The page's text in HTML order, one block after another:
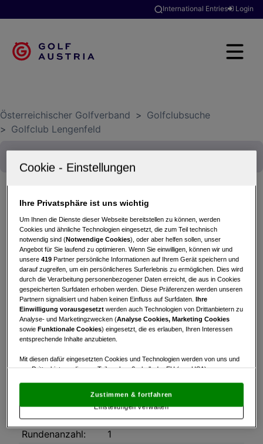
International Entries Login
Österreichischer Golfverband > Golfclubsuche
> Golfclub Lengenfeld
Turkish Airlines und Golfreisen Armbrüster
Trophy powered by Valuita
04.06.2025 - Einzel (Stableford)
Golfclub Lengenfeld
Turnierinfo
Nennliste Startzeiten
Bruttowertung Nettowertung Statistik
Turnierinfo
Modus:
Stableford
HCP-Limit:
54
Platz:
1-18 Golfclub Lengenfeld
Kamptalkurs A/B
Rundenanzahl:
1
Ihre Privatsphäre ist uns wichtig
Um Ihnen die Dienste dieser Webseite bereitstellen zu können, werden
Cookies und ähnliche Technologien eingesetzt, die zum Teil technisch
notwendig sind (Notwendige Cookies), oder aber helfen sollen, unser
Angebot für Sie laufend zu optimieren. Wenn Sie einwilligen, können wir und
unsere419 Partner persönliche Informationen auf Ihrem Gerät speichern und
darauf zugreifen, um ein persönlicheres Surferlebnis zu ermöglichen. Dies wird
durch die Verarbeitung personenbezogener Daten erreicht, die aus in Cookies
gespeicherten Surfdaten erhoben werden. Diese Präferenzen werden unseren
Partnern signalisiert und haben keinen Einfluss auf Surfdaten.Ihre
Einwilligung vorausgesetzt werden auch Technologien von Drittanbietern zu
Analyse- und Marketingzwecken (Analyse Cookies, Marketing Cookies
sowieFunktionale Cookies) eingesetzt, die es erlauben, Ihren Interessen
entsprechende Inhalte anzubieten.
Mit diesen dafür eingesetzten Cookies und Technologien werden von uns und
von Drittanbietern, die zum Teil auch außerhalb der EU (u.a. USA)
angemessenes Datenschutzniveau bescheinigt.Es besteht insbesondere
das Risiko, dass Ihre Daten dem Zugriff durch US-Behörden zu Kontroll- und
Überwachungszwecken unterliegen und dagegen keine wirksamen
Rechtsbehelfe zur Verfügung stehen.
Einstellungen verwalten
Zustimmen & fortfahren